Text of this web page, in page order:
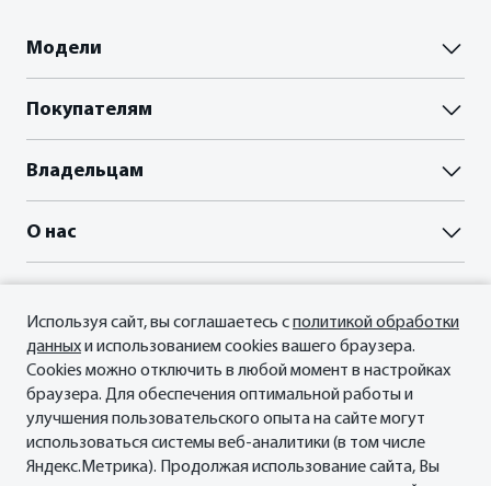
Модели
Палассо
Покупателям
Пройти тест-драйв
Акции
Прайс-листы и брошюры
Отзывы владельцев
Кредитные программы
Рассчитать кредит
Страхование
Владельцам
Сервисные документы
Официальный сервис Oting
О нас
Новости
СМИ о нас
Контакты
Мы в соцсетях
© 2026 ФИЛИАЛ ООО «ГИПЕРИОН ЛИЗИНГ (ТЯНЬЦЗИНЬ)», официальный
Используя сайт, вы соглашаетесь сполитикой обработки
данныхи использованием cookies вашего браузера.
Cookies можно отключить в любой момент в настройках
браузера. Для обеспечения оптимальной работы и
улучшения пользовательского опыта на сайте могут
использоваться системы веб-аналитики (в том числе
Яндекс.Метрика). Продолжая использование сайта, Вы